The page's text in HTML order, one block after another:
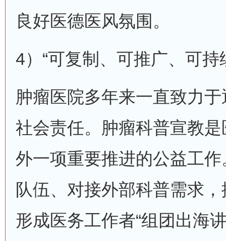
良好医德医风氛围。
4）“可复制、可推广、可持
肿瘤医院多年来一直致力
社会责任。肿瘤科普宣教
外一项重要推进的公益工
队伍、对接外部科普需求
形成医务工作者“组团出海